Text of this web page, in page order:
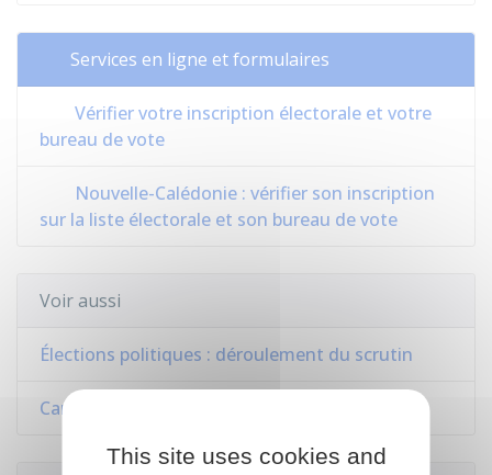
Services en ligne et formulaires
Vérifier votre inscription électorale et votre
bureau de vote
Nouvelle-Calédonie : vérifier son inscription
sur la liste électorale et son bureau de vote
Voir aussi
Élections politiques : déroulement du scrutin
Carte électorale
This site uses cookies and